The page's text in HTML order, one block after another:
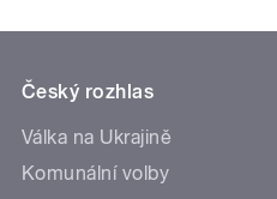
Český rozhlas
Válka na Ukrajině
Komunální volby